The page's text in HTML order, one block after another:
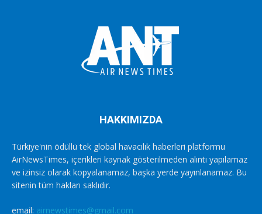
HAKKIMIZDA
Türkiye'nin ödüllü tek global havacılık haberleri platformu
AirNewsTimes, içerikleri kaynak gösterilmeden alıntı yapılamaz
ve izinsiz olarak kopyalanamaz, başka yerde yayınlanamaz. Bu
sitenin tüm hakları saklıdır.
email: airnewstimes@gmail.com